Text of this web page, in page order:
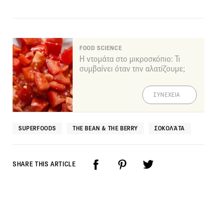
FOOD SCIENCE
Η ντομάτα στο μικροσκόπιο: Τι
συμβαίνει όταν την αλατίζουμε;
ΣΥΝΕΧΕΙΑ
SUPERFOODS THE BEAN & THE BERRY ΣΟΚΟΛΆΤΑ
SHARE THIS ARTICLE